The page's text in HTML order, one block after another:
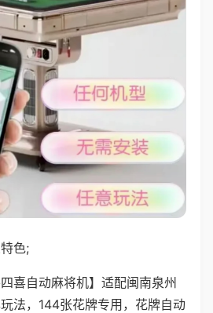
色;
四喜自动麻将机】适配闽南泉州
法，144张花牌专用，花牌自动